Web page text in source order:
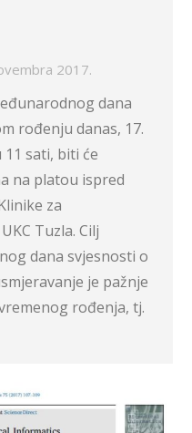
2017.
dana
rođenju danas, 17.
sati, biti će
na platou ispred
za
Tuzla. Cilj
dana svjesnosti o
je pažnje
rođenja, tj.